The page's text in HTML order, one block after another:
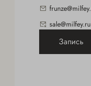
sale@milfey.ru
Запись